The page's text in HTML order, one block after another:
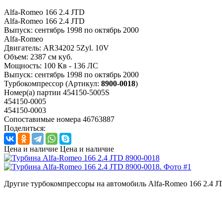
Alfa-Romeo 166 2.4 JTD
Alfa-Romeo 166 2.4 JTD
Выпуск: сентябрь 1998 по октябрь 2000
Alfa-Romeo
Двигатель: AR34202 5Zyl. 10V
Объем: 2387 см куб.
Мощность: 100 Кв - 136 ЛС
Выпуск: сентябрь 1998 по октябрь 2000
Турбокомпрессор (Артикул: 8900-0018)
Номер(а) партии 454150-5005S
454150-0005
454150-0003
Сопоставимые номера 46763887
Поделиться:
Цена и наличие Цена и наличие
Другие турбокомпрессоры на автомобиль Alfa-Romeo 166 2.4